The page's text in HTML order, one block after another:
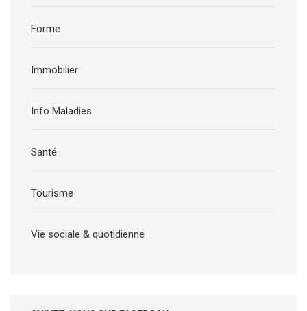
Forme
Immobilier
Info Maladies
Santé
Tourisme
Vie sociale & quotidienne